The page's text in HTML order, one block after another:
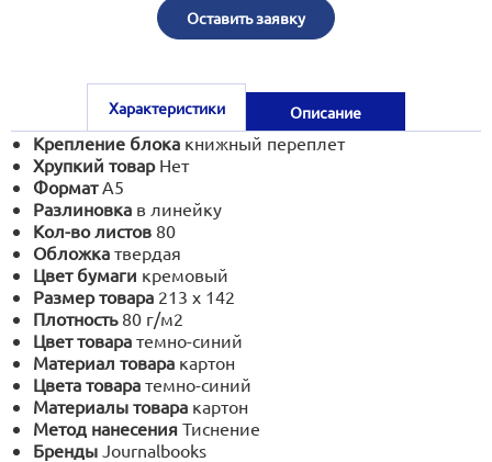
Оставить заявку
Характеристики Описание
Крепление блока книжный переплет
Хрупкий товар Нет
Формат А5
Разлиновка в линейку
Кол-во листов 80
Обложка твердая
Цвет бумаги кремовый
Размер товара 213 x 142
Плотность 80 г/м2
Цвет товара темно-синий
Материал товара картон
Цвета товара темно-синий
Материалы товара картон
Метод нанесения Тиснение
Бренды Journalbooks